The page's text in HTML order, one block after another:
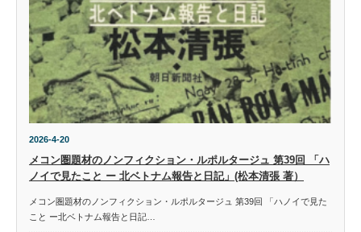
2026-4-20
メコン圏題材のノンフィクション・ルポルタージュ 第39回 「ハ
ノイで見たこと ー 北ベトナム報告と日記」(松本清張 著）
メコン圏題材のノンフィクション・ルポルタージュ 第39回 「ハノイで見た
こと ー北ベトナム報告と日記…